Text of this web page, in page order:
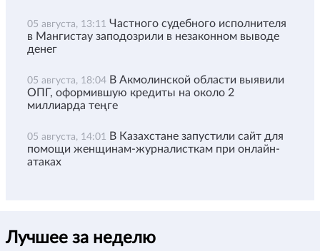
05 августа, 13:11 Частного судебного исполнителя
в Мангистау заподозрили в незаконном выводе
денег
05 августа, 18:04 В Акмолинской области выявили
ОПГ, оформившую кредиты на около 2
миллиарда теңге
05 августа, 14:01 В Казахстане запустили сайт для
помощи женщинам-журналисткам при онлайн-
атаках
Лучшее за неделю